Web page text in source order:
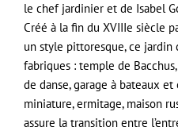
le chef jardinier et de Isabel
Créé à la fin du XVIIIe siècle
un style pittoresque, ce jardin
fabriques : temple de
de danse, garage à bateaux
miniature, ermitage, maison
assure la transition entre